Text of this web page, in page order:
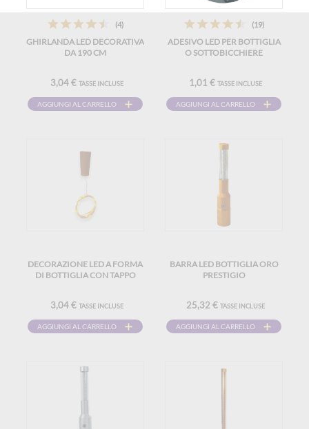
(4)
GHIRLANDA LED DECORATIVA
DA 190 CM
3,04 € TASSE INCLUSE
AGGIUNGI AL CARRELLO
(19)
ADESIVO LED PER BOTTIGLIA
O SOTTOBICCHIERE
1,01 € TASSE INCLUSE
AGGIUNGI AL CARRELLO
DECORAZIONE LED A FORMA
DI BOTTIGLIA CON TAPPO
3,04 € TASSE INCLUSE
AGGIUNGI AL CARRELLO
BARRA LED BOTTIGLIA ORO
PRESTIGIO
25,32 € TASSE INCLUSE
AGGIUNGI AL CARRELLO